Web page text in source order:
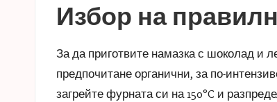
Избор на
За да приготвите намазка с шоколад и
предпочитане органични, за по-
загрейте фурната си на 150°C и